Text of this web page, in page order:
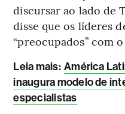
discursar ao lado de
disse que os líderes
“preocupados” com
Leia mais: América
inaugura modelo de
especialistas